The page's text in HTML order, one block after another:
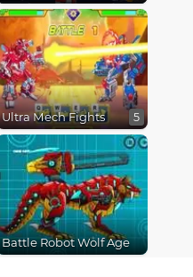
Ultra Mech Fights 5
Battle Robot Wolf Age